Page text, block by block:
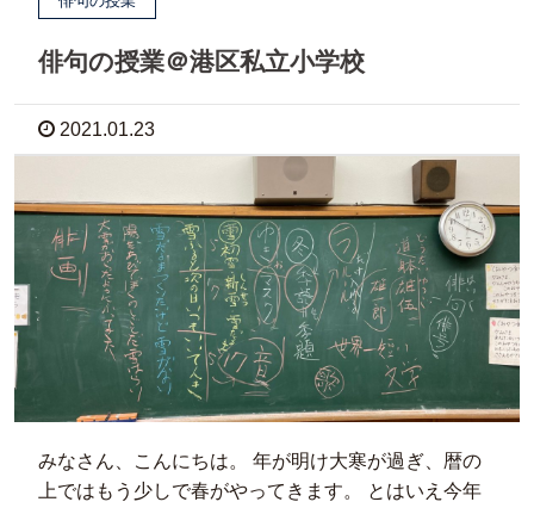
俳句の授業＠港区私立小学校
2021.01.23
みなさん、こんにちは。 年が明け大寒が過ぎ、暦の
上ではもう少しで春がやってきます。 とはいえ今年